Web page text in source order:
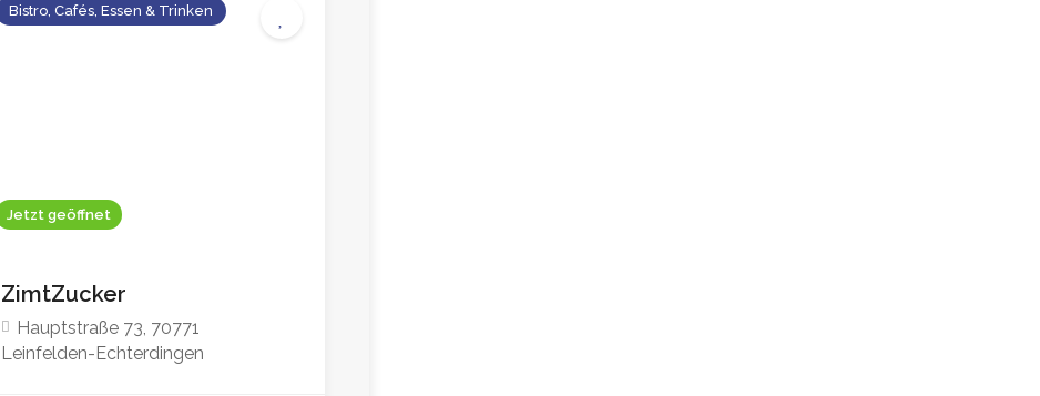
Jetzt geöffnet
Bistro, Cafés, Essen & Trinken
ZimtZucker
Hauptstraße 73, 70771
Leinfelden-Echterdingen